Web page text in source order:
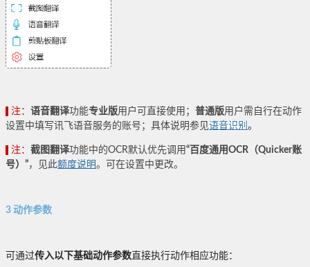
注： 语音翻译功能专业版用户可直接使用； 普通版用户需自行在动作
设置中填写讯飞语音服务的账号；具体说明参见语音识别 。
注： 截图翻译功能中的OCR默认优先调用“百度通用OCR（Quicker账
号）”，见此额度说明。可在设置中更改。
3 动作参数
可通过传入以下基础动作参数直接执行动作相应功能：